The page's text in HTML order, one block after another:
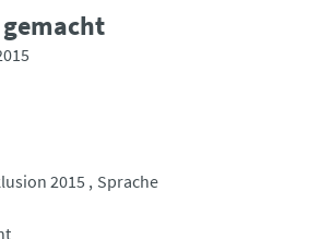
2015
Sprache